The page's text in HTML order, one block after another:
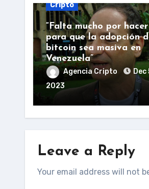
Cripto
“Falta mucho por hacer
para que la adopción
bitcoin sea masiva en
Venezuela”
Agencia Cripto
Dec
2023
Leave a Reply
Your email address will not